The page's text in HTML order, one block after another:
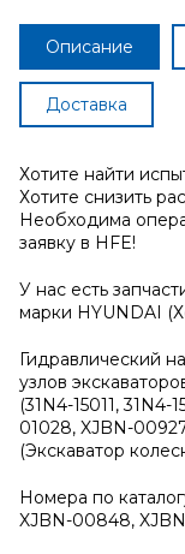
Описание
Доставка
Хотите найти
Хотите снизить
Необходима
заявку в HFE!
У нас есть
марки HYUNDAI
Гидравлический
узлов
(31N4-15011,
01028, XJBN-
(Экскаватор
Номера по
XJBN-00848,